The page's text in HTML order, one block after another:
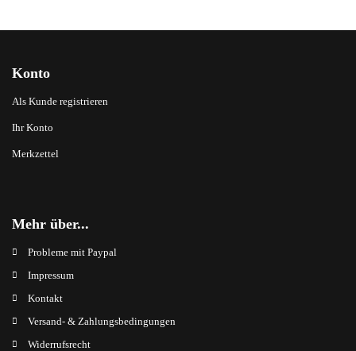
Konto
Als Kunde registrieren
Ihr Konto
Merkzettel
Mehr über...
Probleme mit Paypal
Impressum
Kontakt
Versand- & Zahlungsbedingungen
Widerrufsrecht